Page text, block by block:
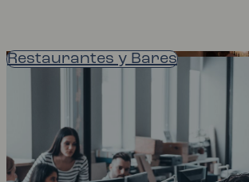
Restaurantes y Bares